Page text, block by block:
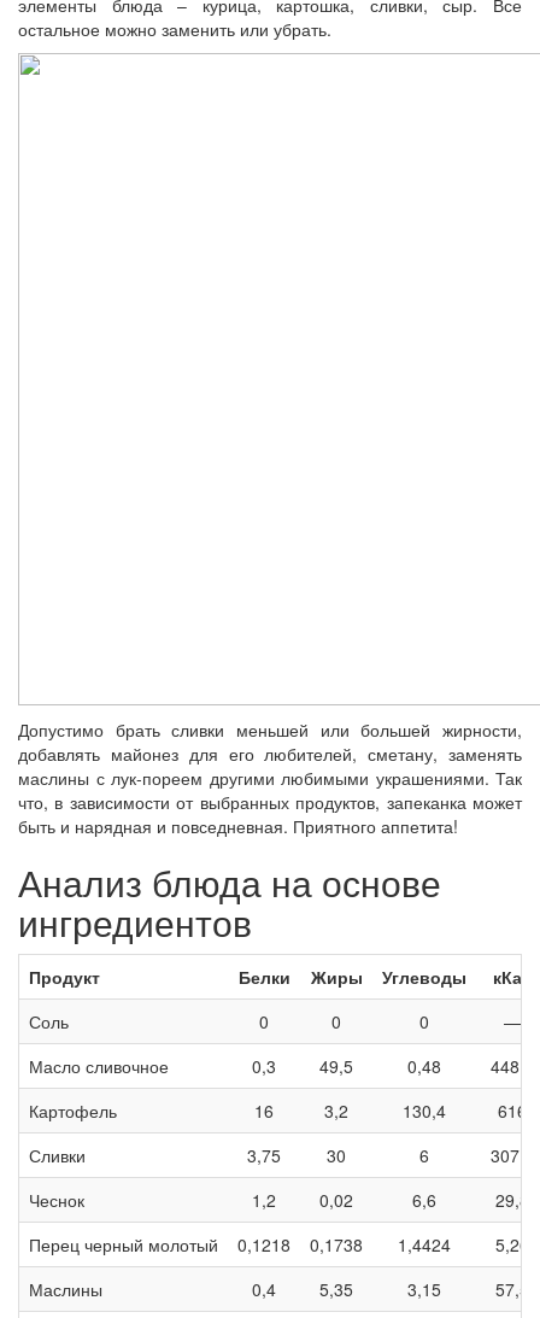
остальное можно заменить или убрать.
Допустимо брать сливки меньшей или большей жирности,
добавлять майонез для его любителей, сметану, заменять
маслины с лук-пореем другими любимыми украшениями. Так
что, в зависимости от выбранных продуктов, запеканка может
быть и нарядная и повседневная. Приятного аппетита!
Анализ блюда на основе
ингредиентов
Продукт Белки Жиры Углеводы
кКал
Соль
0 0 0
—
Масло сливочное
0,3 49,5 0,48
448,8
Картофель
16 3,2 130,4
616
Сливки
3,75 30 6
307,5
Чеснок
1,2 0,02 6,6
29,8
Перец черный молотый
0,1218 0,1738 1,4424
5,26
Маслины
0,4 5,35 3,15
57,5